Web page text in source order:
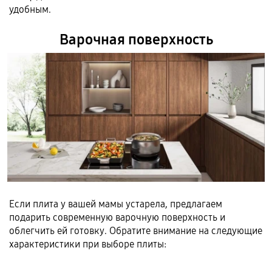
удобным.
Варочная поверхность
Если плита у вашей мамы устарела, предлагаем
подарить современную варочную поверхность и
облегчить ей готовку. Обратите внимание на следующие
характеристики при выборе плиты: